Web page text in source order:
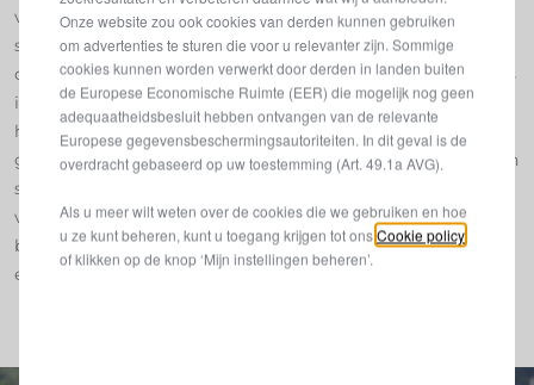
voor 2026, domineerde de nieuwe Ypsilon Rally4 HF van
start tot finish: Lancia pakte de algemene overwinning,
claimde elke podiumplek, veroverde 10 van de 14 topposities
in de categorie tweewielaandrijving. Pisani-Biagi pakte de
historische eerste overwinning van het nieuwe tijdperk,
gevolgd door Pesavento-Michelet en Di Pietro-Dresti na een
spannende strijd. Een resultaat dat zowel de technische
volwassenheid van de auto als de ambitie achter het project
bevestigt, waarvan sinds de lancering al meer dan 90
exemplaren werden verkocht.
Onze website zou ook cookies van derden kunnen gebruiken
om advertenties te sturen die voor u relevanter zijn. Sommige
cookies kunnen worden verwerkt door derden in landen buiten
de Europese Economische Ruimte (EER) die mogelijk nog geen
adequaatheidsbesluit hebben ontvangen van de relevante
Europese gegevensbeschermingsautoriteiten. In dit geval is de
overdracht gebaseerd op uw toestemming (Art. 49.1a AVG).
Als u meer wilt weten over de cookies die we gebruiken en hoe
u ze kunt beheren, kunt u toegang krijgen tot onsCookie policy
of klikken op de knop ‘Mijn instellingen beheren’.